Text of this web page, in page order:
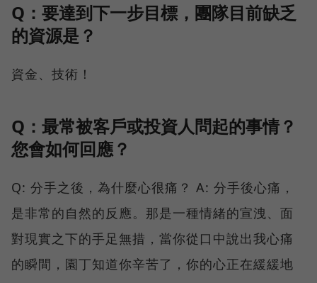
Q：要達到下一步目標，團隊目前缺乏
的資源是？
資金、技術！
Q：最常被客戶或投資人問起的事情？
您會如何回應？
Q: 分手之後，為什麼心很痛？ A: 分手後心痛，
是非常的自然的反應。那是一種情緒的宣洩、面
對現實之下的手足無措，當你從口中說出我心痛
的瞬間，園丁知道你辛苦了，你的心正在緩緩地